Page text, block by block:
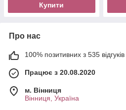
Купити
Про нас
100% позитивних з 535 відгуків
Працює з 20.08.2020
м. Вінниця
Вінниця, Україна